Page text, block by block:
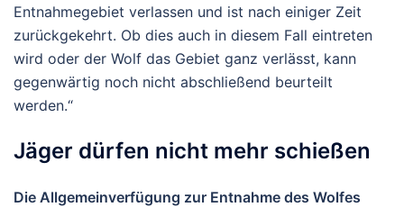
Entnahmegebiet verlassen und ist nach einiger Zeit
zurückgekehrt. Ob dies auch in diesem Fall eintreten
wird oder der Wolf das Gebiet ganz verlässt, kann
gegenwärtig noch nicht abschließend beurteilt
werden.
Jäger dürfen nicht mehr schießen
Die Allgemeinverfügung zur Entnahme des Wolfes